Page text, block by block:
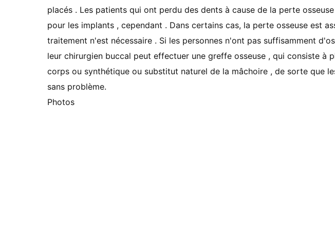
placés . Les patients qui ont perdu des dents à cause de la perte
pour les implants , cependant . Dans certains cas, la perte osseuse est
traitement n'est nécessaire . Si les personnes n'ont pas suffisamment
leur chirurgien buccal peut effectuer une greffe osseuse , qui consiste à
corps ou synthétique ou substitut naturel de la mâchoire , de sorte que
sans problème.
Photos